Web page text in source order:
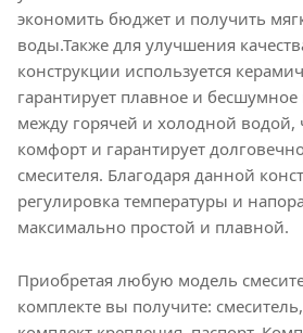
экономить бюджет и получить
воды.Также для улучшения
конструкции используется
гарантирует плавное и
между горячей и холодной водой,
комфорт и гарантирует
смесителя. Благодаря данной
регулировка температуры и
максимально простой и плавной.
Приобретая любую модель
комплекте вы получите: